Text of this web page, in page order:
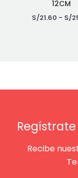
12CM
S/21.60 - S/
Recibe